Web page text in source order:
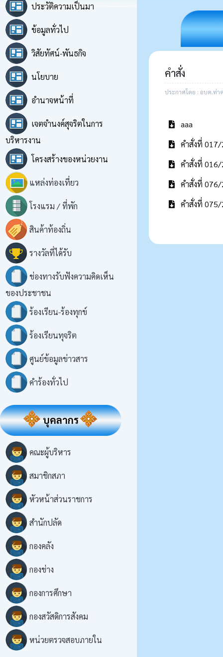
ประวัติความเป็นมา
ข้อมูลทั่วไป
วิสัยทัศน์-พันธกิจ
นโยบาย
อำนาจหน้าที่
เจตจำนงค์สุจริตในการ
บริหารงาน
โครงสร้างของหน่วยงาน
แหล่งท่องเที่ยว
โรงแรม / ที่พัก
สินค้าท้องถิ่น
รางวัลที่ได้รับ
ช่องทางรับฟังความคิดเห็น
ของประชาชน
ร้องเรียน-ร้องทุกข์
ร้องเรียนทุจริต
ศูนย์ข้อมูลข่าวสาร
คำร้องทั่วไป
บุคลากร
คณะผู้บริหาร
สมาชิกสภา
หัวหน้าส่วนราชการ
สำนักปลัด
กองคลัง
กองช่าง
กองการศึกษา
กองสวัสดิการสังคม
หน่วยตรวจสอบภายใน
คำสั่ง
ประกาศโดย : อบต.ท่า
aaa
คำสั่งที่
คำสั่งที่
คำสั่งที่
คำสั่งที่